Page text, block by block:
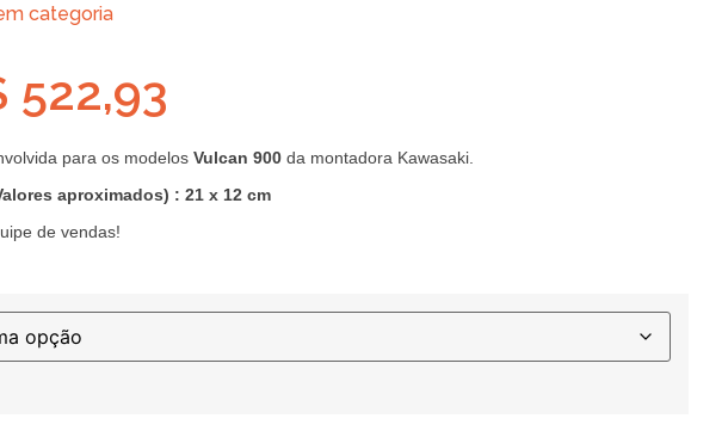
categoria
522,93
para os modelosVulcan 900 da montadora Kawasaki.
aproximados) : 21 x 12 cm
de vendas!